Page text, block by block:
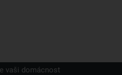
vaši domácnost